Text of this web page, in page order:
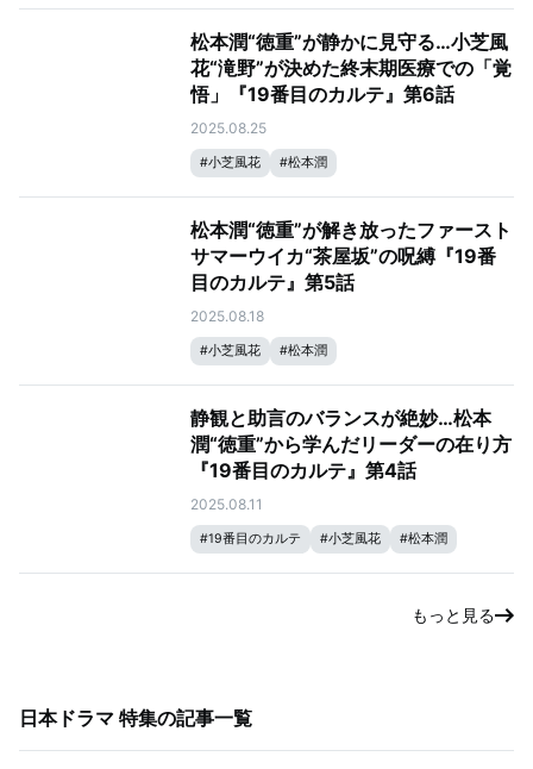
松本潤“徳重”が静かに見守る…小芝風
花“滝野”が決めた終末期医療での「覚
悟」『19番目のカルテ』第6話
2025.08.25
#小芝風花 #松本潤
松本潤“徳重”が解き放ったファースト
サマーウイカ“茶屋坂”の呪縛『19番
目のカルテ』第5話
2025.08.18
#小芝風花 #松本潤
静観と助言のバランスが絶妙…松本
潤“徳重”から学んだリーダーの在り方
『19番目のカルテ』第4話
2025.08.11
#19番目のカルテ #小芝風花 #松本潤
もっと見る
日本ドラマ 特集の記事一覧